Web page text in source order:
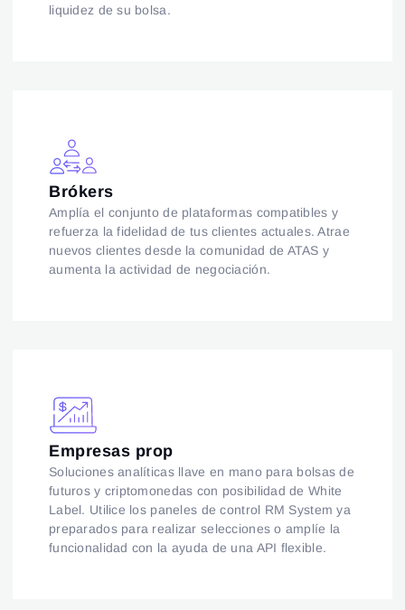
liquidez de su bolsa.
Brókers
Amplía el conjunto de plataformas compatibles y
refuerza la fidelidad de tus clientes actuales. Atrae
nuevos clientes desde la comunidad de ATAS y
aumenta la actividad de negociación.
Empresas prop
Soluciones analíticas llave en mano para bolsas de
futuros y criptomonedas con posibilidad de White
Label. Utilice los paneles de control RM System ya
preparados para realizar selecciones o amplíe la
funcionalidad con la ayuda de una API flexible.